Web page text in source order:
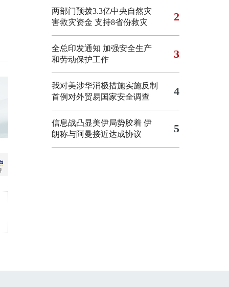
两部门预拨3.3亿中央自然灾
害救灾资金 支持8省份救灾
2
全总印发通知 加强安全生产
和劳动保护工作
3
我对美涉华消极措施实施反制
首例对外贸易国家安全调查
4
信息战凸显美伊局势胶着 伊
朗称与阿曼接近达成协议
5